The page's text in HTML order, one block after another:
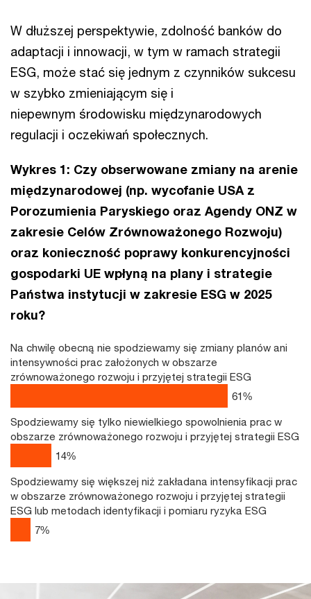
W dłuższej perspektywie, zdolność banków do
adaptacji i innowacji, w tym w ramach strategii
ESG, może stać się jednym z czynników sukcesu
w szybko zmieniającym się i
niepewnym środowisku międzynarodowych
regulacji i oczekiwań społecznych.
Wykres 1: Czy obserwowane zmiany na arenie
międzynarodowej (np. wycofanie USA z
Porozumienia Paryskiego oraz Agendy ONZ w
zakresie Celów Zrównoważonego Rozwoju)
oraz konieczność poprawy konkurencyjności
gospodarki UE wpłyną na plany i strategie
Państwa instytucji w zakresie ESG w 2025
roku?
Na chwilę obecną nie spodziewamy się zmiany planów ani
intensywności prac założonych w obszarze
zrównoważonego rozwoju i przyjętej strategii ESG
79
Spodziewamy się tylko niewielkiego spowolnienia prac w
obszarze zrównoważonego rozwoju i przyjętej strategii ESG
14%
Spodziewamy się większej niż zakładana intensyfikacji prac
w obszarze zrównoważonego rozwoju i przyjętej strategii
ESG lub metodach identyfikacji i pomiaru ryzyka ESG
7%